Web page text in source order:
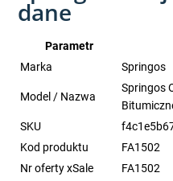
dane
Parametr
Marka
Springos
Model / Nazwa
Springos
SKU
Kod produktu
FA1502
Nr oferty xSale
FA1502